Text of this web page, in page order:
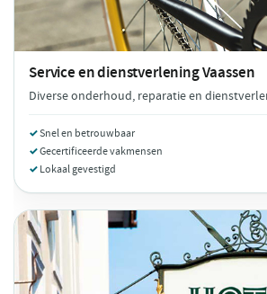
Service en dienstverleningVaassen
Diverse onderhoud, reparatie en
Snel en betrouwbaar
Gecertificeerde vakmensen
Lokaal gevestigd